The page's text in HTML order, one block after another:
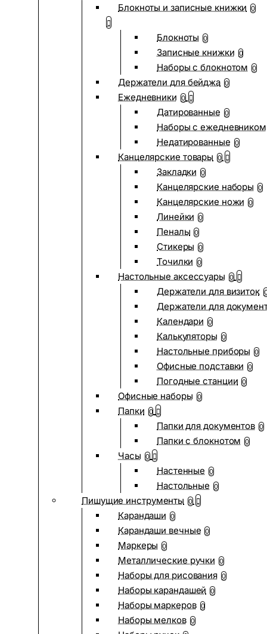
Блокноты и записные книжки 0
Блокноты 0
Записные книжки 0
Наборы с блокнотом 0
Держатели для бейджа 0
Ежедневники 0
Датированные 0
Наборы с ежедневником
Недатированные 0
Канцелярские товары 0
Закладки 0
Канцелярские наборы 0
Канцелярские ножи 0
Линейки 0
Пеналы 0
Стикеры 0
Точилки 0
Настольные аксессуары 0
Держатели для визиток
Держатели для
Календари 0
Калькуляторы 0
Настольные приборы 0
Офисные подставки 0
Погодные станции 0
Офисные наборы 0
Папки 0
Папки для документов 0
Папки с блокнотом 0
Часы 0
Настенные 0
Настольные 0
Пишущие инструменты 0
Карандаши 0
Карандаши вечные 0
Маркеры 0
Металлические ручки 0
Наборы для рисования 0
Наборы карандашей 0
Наборы маркеров 0
Наборы мелков 0